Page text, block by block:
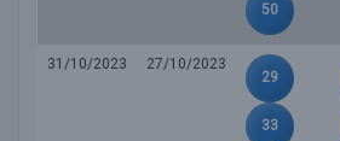
50
31/10/2023
27/10/2023
29
33